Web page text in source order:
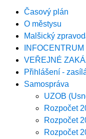
Časový plán
O městysu
Malšický
INFOCENTRUM
VEŘEJNÉ
Přihlášení -
Samospráva
UZOB
Rozpočet
Rozpočet
Rozpočet